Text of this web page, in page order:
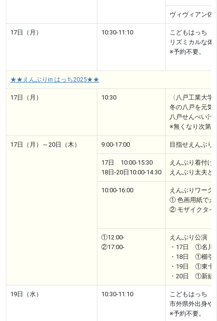
ヴィヴィアン佐
17日（月） 10:30-11:10
こどもはっち
リズミカルな体
※予約不要。
★★えんぶりin はっち2025★★
17日（月） 10:30
〈八戸工業大
冬の八戸を元気
八戸せんべい汁
※無くなり次第
17日（月）～20日（木） 9:00-17:00 目指せえんぶ
17日 10:00-15:30
18日-20日10:00-14:30
えんぶり着付け
えんぶり太夫と
10:00-16:00
えんぶりワーク
① 色画用紙でえ
② モザイクタイ
①12:00-
②17:00-
えんぶり公演
・17日 ①名川
・18日 ①櫛
・19日 ①東
・20日 ①新組
19日（水） 10:30-11:10
こどもはっち
市外県外出身や
※予約不要。